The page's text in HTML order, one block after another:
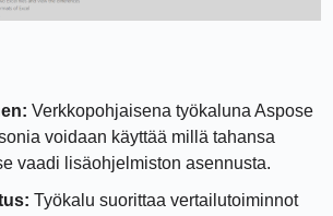
Verkkopohjaisena työkaluna Aspose
voidaan käyttää millä tahansa
vaadi lisäohjelmiston asennusta.
Työkalu suorittaa vertailutoiminnot